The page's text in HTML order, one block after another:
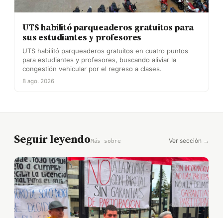
UTS habilitó parqueaderos gratuitos para
sus estudiantes y profesores
UTS habilitó parqueaderos gratuitos en cuatro puntos
para estudiantes y profesores, buscando aliviar la
congestión vehicular por el regreso a clases.
8 ago. 2026
Seguir leyendoMás sobre Ver sección →